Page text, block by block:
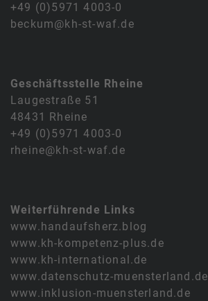
+49 (0)5971 4003-0
beckum@kh-st-waf.de
Geschäftsstelle Rheine
Laugestraße 51
48431 Rheine
+49 (0)5971 4003-0
rheine@kh-st-waf.de
Weiterführende Links
www.handaufsherz.blog
www.kh-kompetenz-plus.de
www.kh-international.de
www.datenschutz-muensterland.de
www.inklusion-muensterland.de